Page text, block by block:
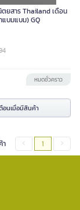
ตยสาร Thailand เดือน
บมแบม) GQ
หมดชั่วคราว
อนเมื่อมีสินค้า
า 1